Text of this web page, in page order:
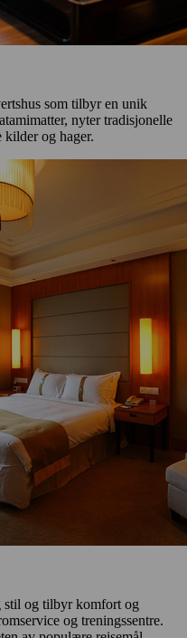
som tilbyr en unik
nyter tradisjonelle
kilder og hager.
stil og tilbyr komfort og
og treningssentre.